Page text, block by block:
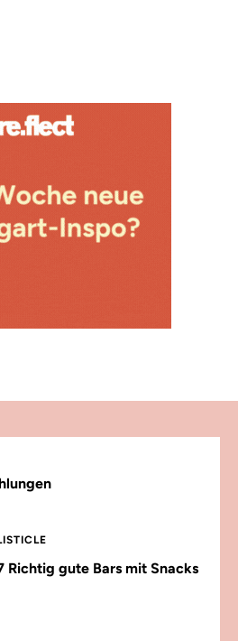
Richtig gute Bars mit Snacks